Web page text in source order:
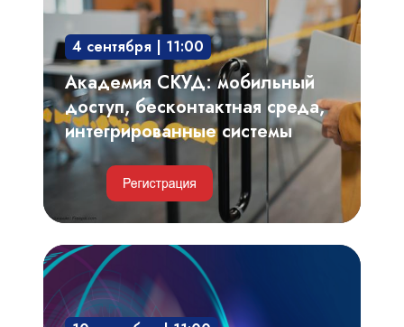
интегрированные
системы
4 сентября | 11:00
Академия СКУД: мобильный
доступ, бесконтактная среда,
интегрированные системы
Видеоаналитика,
автоматизированный
видеоконтроль